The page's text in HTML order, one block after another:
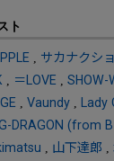
ト
サカナクシ
＝LOVE SHOW-
Vaundy
DRAGON (from
山下達郎